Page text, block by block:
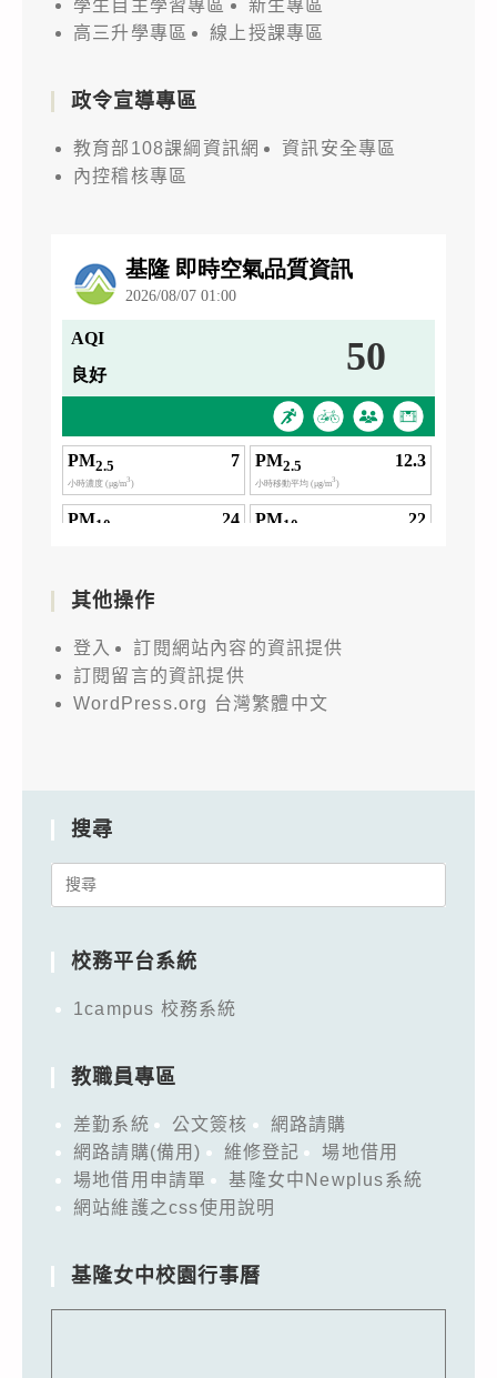
學生自主學習專區
新生專區
高三升學專區
線上授課專區
政令宣導專區
教育部108課綱資訊網
資訊安全專區
內控稽核專區
其他操作
登入
訂閱網站內容的資訊提供
訂閱留言的資訊提供
WordPress.org 台灣繁體中文
搜尋
Search
校務平台系統
1campus 校務系統
教職員專區
差勤系統 公文簽核
網路請購
網路請購(備用)
維修登記
場地借用
場地借用申請單
基隆女中Newplus系統
網站維護之css使用說明
基隆女中校園行事曆